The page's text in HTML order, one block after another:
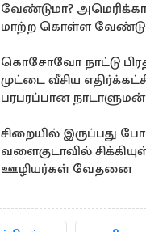
வேண்டுமா?
மாற்ற கொள்ள
கொசோவோ நாட்டு
முட்டை வீசிய
பரபரப்பான
சிறையில் இருப்பது
வளைகுடாவில்
ஊழியர்கள் வேதனை